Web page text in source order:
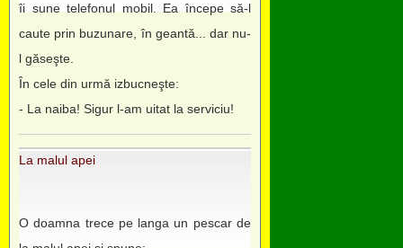
îi sune telefonul mobil. Ea începe să-l
caute prin buzunare, în geantă... dar nu-
l găseşte.
În cele din urmă izbucneşte:
- La naiba! Sigur l-am uitat la serviciu!
La malul apei
O doamna trece pe langa un pescar de